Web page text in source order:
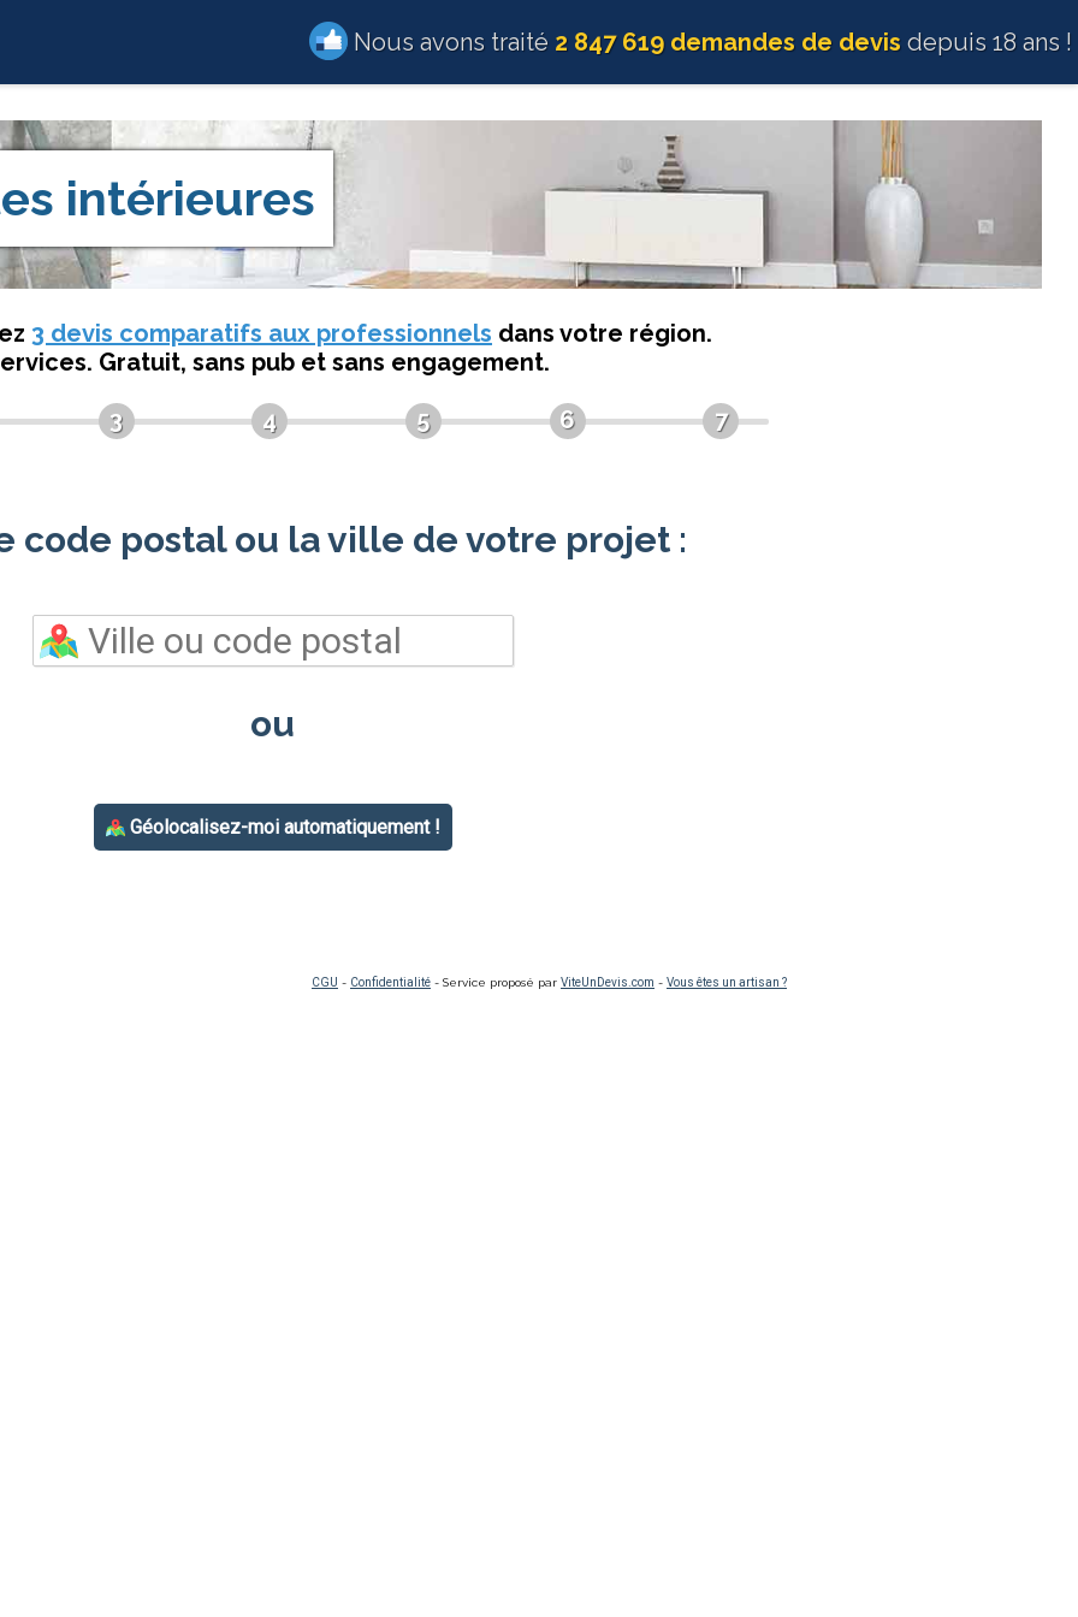
Nous avons traité 2 847 619 demandes de devis depuis 18 ans !
intérieures
3 devis comparatifs aux professionnels dans votre région.
Gratuit, sans pub et sans engagement.
3 4 5 6 7
code postal ou la ville de votre projet :
ou
Géolocalisez-moi automatiquement !
CGU - Confidentialité - Service proposé par ViteUnDevis.com - Vous êtes un artisan ?